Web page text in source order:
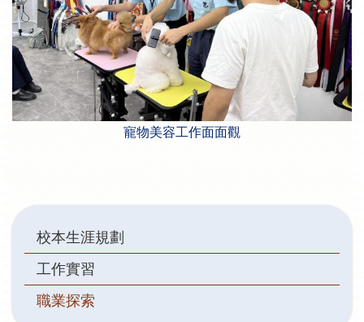
寵物美容工作面面觀
Main
navigation
校本生涯規劃
工作實習
職業探索